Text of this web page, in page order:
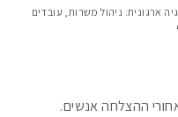
ארגונית: ניהול משרות, עובדים
ההצלחה אנשים.